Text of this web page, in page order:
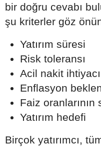
bir doğru cevabı
şu kriterler göz
Yatırım süresi
Risk toleransı
Acil nakit ihtiyacı
Enflasyon
Faiz oranlarının
Yatırım hedefi
Birçok yatırımcı,